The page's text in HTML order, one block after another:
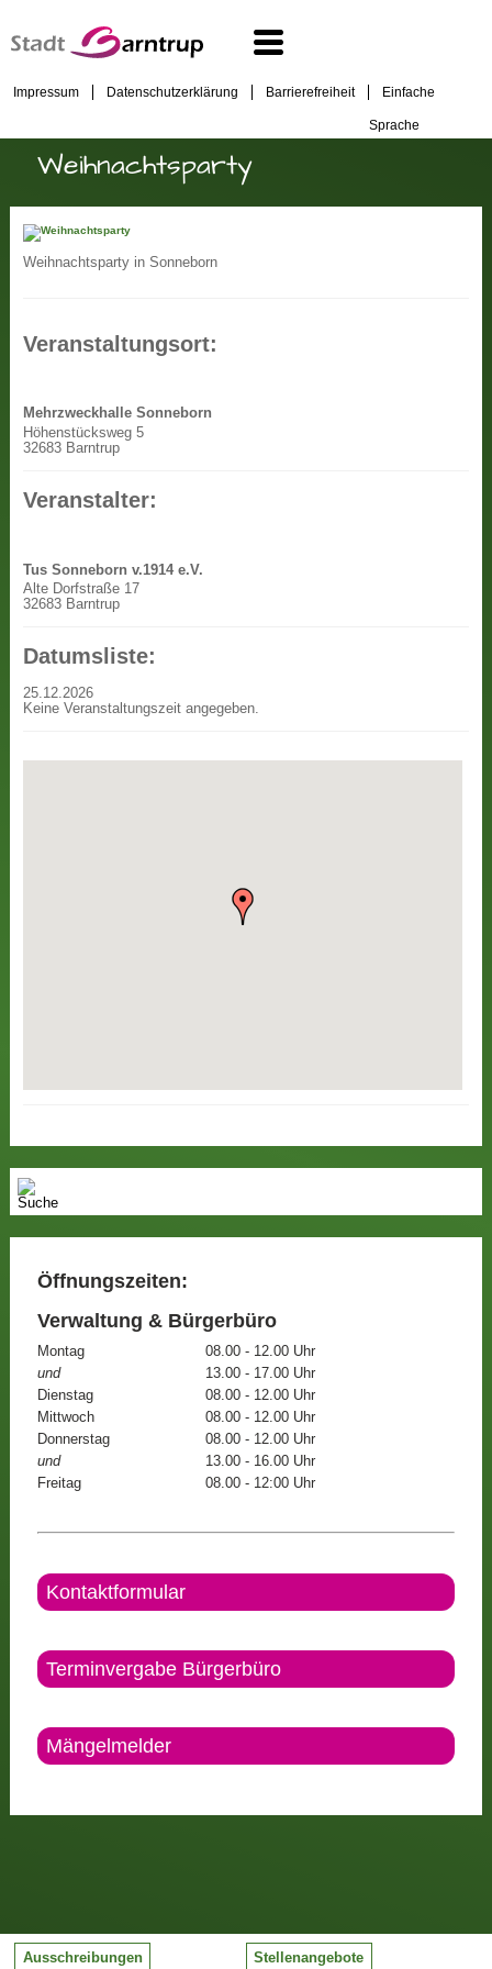
Impressum Datenschutzerklärung Barrierefreiheit Einfache
Sprache
Weihnachtsparty
Weihnachtsparty in Sonneborn
Veranstaltungsort:
Mehrzweckhalle Sonneborn
Höhenstücksweg 5
32683 Barntrup
Veranstalter:
Tus Sonneborn v.1914 e.V.
Alte Dorfstraße 17
32683 Barntrup
Datumsliste:
25.12.2026
Keine Veranstaltungszeit angegeben.
Öffnungszeiten:
Verwaltung & Bürgerbüro
Montag
08.00 - 12.00 Uhr
und
13.00 - 17.00 Uhr
Dienstag
08.00 - 12.00 Uhr
Mittwoch
08.00 - 12.00 Uhr
Donnerstag
08.00 - 12.00 Uhr
und
13.00 - 16.00 Uhr
Freitag
08.00 - 12:00 Uhr
Kontaktformular
Terminvergabe Bürgerbüro
Mängelmelder
Ausschreibungen Stellenangebote